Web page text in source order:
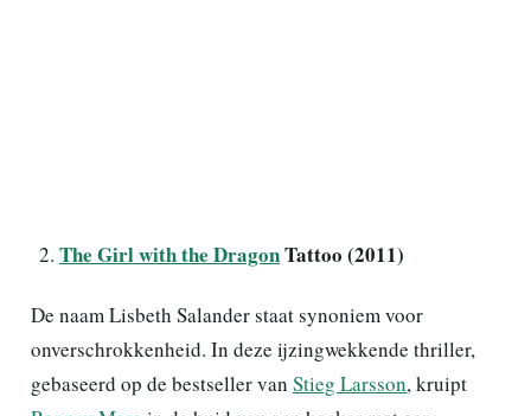
The Girl with the DragonTattoo (2011)
De naam Lisbeth Salander staat synoniem voor
onverschrokkenheid. In deze ijzingwekkende thriller,
gebaseerd op de bestseller van Stieg Larsson, kruipt